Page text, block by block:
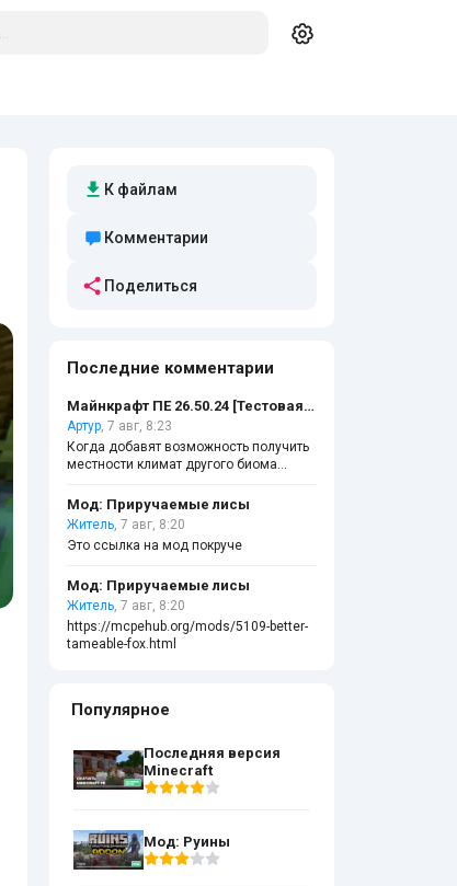
К файлам
Комментарии
Поделиться
Последние комментарии
Майнкрафт ПЕ 26.50.24 [Тестовая версия]
Артур, 7 авг, 8:23
Когда добавят возможность получить
местности климат другого биома
Мод: Приручаемые лисы
Житель, 7 авг, 8:20
Это ссылка на мод покруче
Мод: Приручаемые лисы
Житель, 7 авг, 8:20
https://mcpehub.org/mods/5109-better-
tameable-fox.html
Популярное
Последняя версия
Minecraft
Мод: Руины